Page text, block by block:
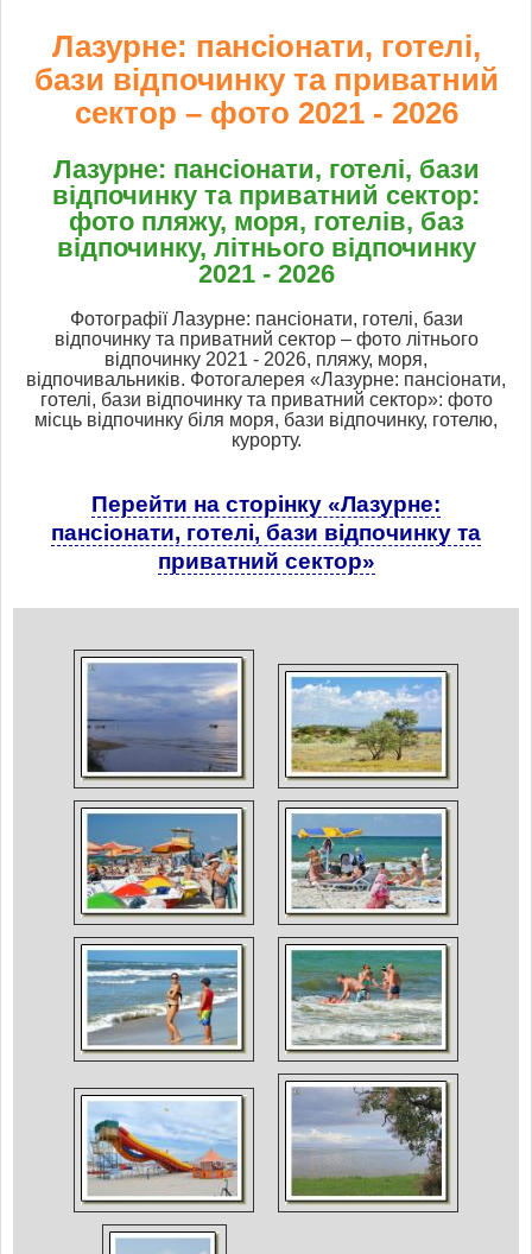
Лазурне: пансіонати, готелі,
бази відпочинку та приватний
сектор – фото 2021 - 2026
Лазурне: пансіонати, готелі, бази
відпочинку та приватний сектор:
фото пляжу, моря, готелів, баз
відпочинку, літнього відпочинку
2021 - 2026
Фотографії Лазурне: пансіонати, готелі, бази
відпочинку та приватний сектор – фото літнього
відпочинку 2021 - 2026, пляжу, моря,
відпочивальників. Фотогалерея «Лазурне: пансіонати,
готелі, бази відпочинку та приватний сектор»: фото
місць відпочинку біля моря, бази відпочинку, готелю,
курорту.
Перейти на сторінку «Лазурне:
пансіонати, готелі, бази відпочинку та
приватний сектор»